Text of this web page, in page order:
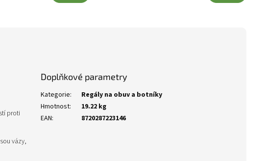
proti
vázy,
Doplňkové parametry
Kategorie:
Regály na obuv a botníky
Hmotnost:
19.22 kg
EAN: 8720287223146